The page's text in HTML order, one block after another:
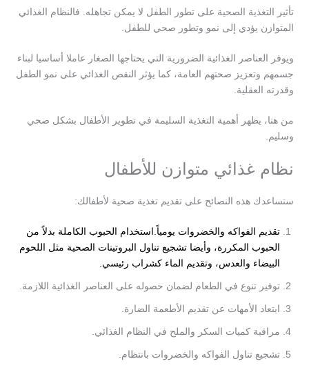
تأثير التغذية الصحية على تطور الطفل لا يمكن تجاهله. فالنظام الغذائي
المتوازن يؤدي إلى نمو وتطور صحي للطفل.
ويوفر العناصر الغذائية الضرورية التي يحتاجها الصغار عاملا أساسيا لبناء
جسمهم وتعزيز صحتهم العامة، كما يؤثر النقص الغذائي على نمو الطفل
وقدرته العقلية.
من هنا، يظهر أهمية التغذية السليمة في تطوير الأطفال بشكل صحي
وسليم.
نظام غذائي متوازن للأطفال
ستساعدك هذه النصائح على تقديم تغذية صحية لأطفالك:
تقديم الفواكه والخضروات يومياً.استخدام الحبوب الكاملة بدلاً من
الحبوب المكررة، وأيضا تشجيع تناول البروتينات الصحية مثل اللحوم
البيضاء والعدس، وتقديم الماء كشراب رئيسي.
توفير تنوع في الطعام لضمان حصوله على العناصر الغذائية اللازمة.
ابتعاد الأمهات عن تقديم الأطعمة الضارة.
مراقبة كميات السكر والملح في النظام الغذائي.
تشجيع تناول الفواكه والخضروات بانتظام.